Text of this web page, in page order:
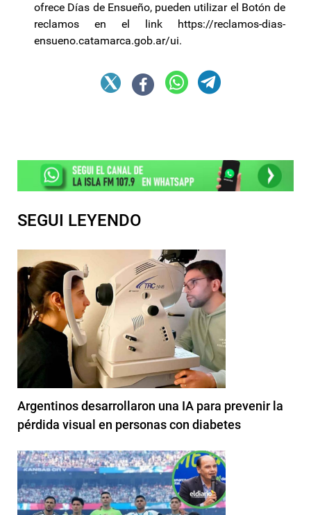
ofrece Días de Ensueño, pueden utilizar el Botón de
reclamos en el link https://reclamos-dias-
ensueno.catamarca.gob.ar/ui.
SEGUI LEYENDO
Argentinos desarrollaron una IA para prevenir la
pérdida visual en personas con diabetes